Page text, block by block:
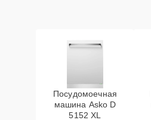
Посудомоечная
машина Asko D
5152 XL